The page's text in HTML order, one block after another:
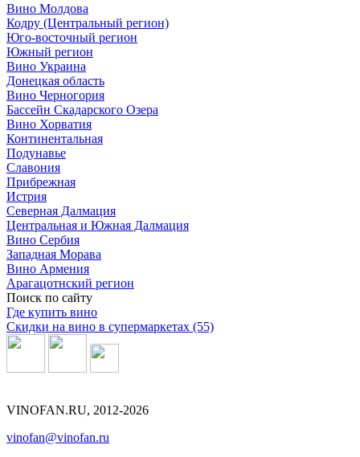
Вино Молдова
Кодру (Центральный регион)
Юго-восточный регион
Южный регион
Вино Украина
Донецкая область
Вино Черногория
Бассейн Скадарского Озера
Вино Хорватия
Континентальная
Подунавье
Славония
Прибрежная
Истрия
Северная Далмация
Центральная и Южная Далмация
Вино Сербия
Западная Морава
Вино Армения
Арагацотнский регион
Поиск по сайту
Где купить вино
Скидки на вино в супермаркетах (55)
VINOFAN.RU, 2012-2026
vinofan@vinofan.ru